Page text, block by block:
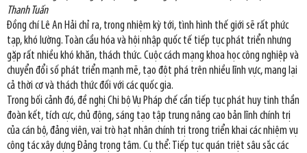
Thanh Tuấn
Đồng chí Lê An Hải chỉ ra, trong nhiệm kỳ tới, tình hình thế giới sẽ rất phức
tạp, khó lường. Toàn cầu hóa và hội nhập quốc tế tiếp tục phát triển nhưng
gặp rất nhiều khó khăn, thách thức. Cuộc cách mạng khoa học công nghiệp và
chuyển đổi số phát triển mạnh mẽ, tạo đột phá trên nhiều lĩnh vực, mang lại
cả thời cơ và thách thức đối với các quốc gia.
Trong bối cảnh đó, đề nghị Chi bộ Vụ Pháp chế cần tiếp tục phát huy tinh thần
đoàn kết, tích cực, chủ động, sáng tạo tập trung nâng cao bản lĩnh chính trị
của cán bộ, đảng viên, vai trò hạt nhân chính trị trong triển khai các nhiệm vụ
công tác xây dựng Đảng trọng tâm. Cụ thể: Tiếp tục quán triệt sâu sắc các